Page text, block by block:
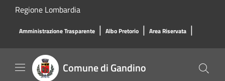
Salta al contenuto principale
Regione Lombardia
Amministrazione Trasparente | Albo Pretorio | Area Riservata |
Comune di Gandino